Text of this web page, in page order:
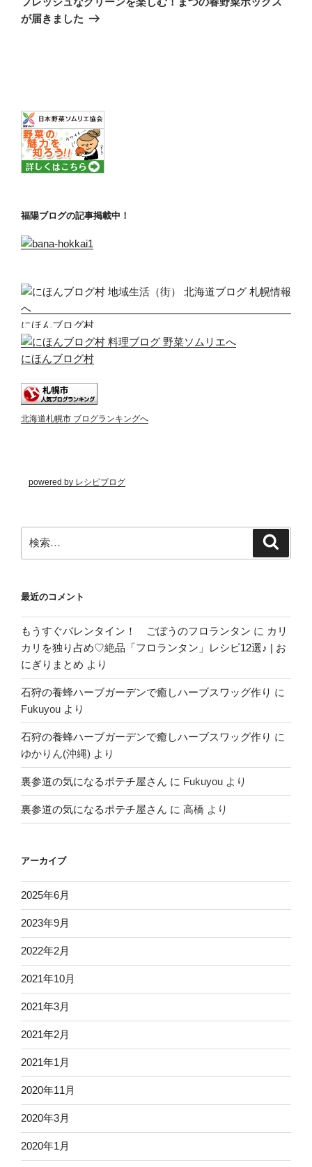
ー
投
が届きました
福陽ブログの記事掲載中！
にほんブログ村
にほんブログ村
北海道札幌市 ブログランキングへ
powered by レシピブログ
索:
最近のコメント
もうすぐバレンタイン！ ごぼうのフロランタン に カリ
カリを独り占め♡絶品「フロランタン」レシピ12選♪ | お
にぎりまとめ より
石狩の養蜂ハーブガーデンで癒しハーブスワッグ作り に
Fukuyou より
石狩の養蜂ハーブガーデンで癒しハーブスワッグ作り に
ゆかりん(沖縄) より
裏参道の気になるポテチ屋さん に Fukuyou より
裏参道の気になるポテチ屋さん に 高橋 より
アーカイブ
2025年6月
2023年9月
2022年2月
2021年10月
2021年3月
2021年2月
2021年1月
2020年11月
2020年3月
2020年1月